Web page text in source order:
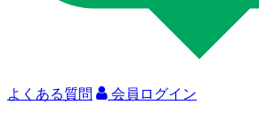
よくある質問 会員ログイン